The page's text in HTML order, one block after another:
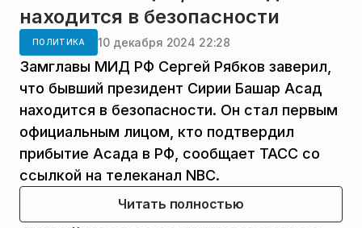
находится в безопасности
ПОЛИТИКА 10 декабря 2024 22:28
Замглавы МИД РФ Сергей Рябков заверил,
что бывший президент Сирии Башар Асад
находится в безопасности. Он стал первым
официальным лицом, кто подтвердил
прибытие Асада в РФ, сообщает ТАСС со
ссылкой на телеканал NBC.
Читать полностью